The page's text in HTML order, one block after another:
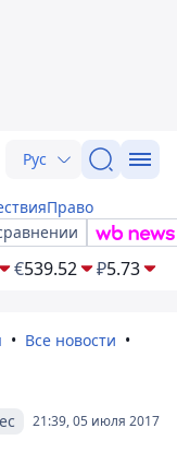
Рус
Право
€539.52 ₽5.73
Все новости
21:39, 05 июля 2017